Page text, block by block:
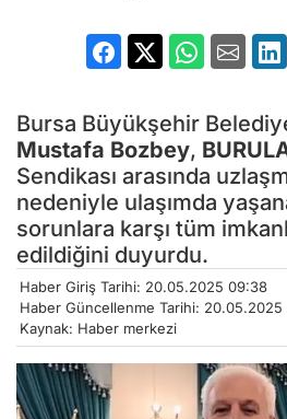
Bursa Büyükşehir
Mustafa Bozbey,
Sendikası arasında
nedeniyle ulaşımda
sorunlara karşı tüm
edildiğini duyurdu.
Haber Giriş Tarihi: 20.05.2025 09:38
Haber Güncellenme Tarihi:
Kaynak: Haber merkezi